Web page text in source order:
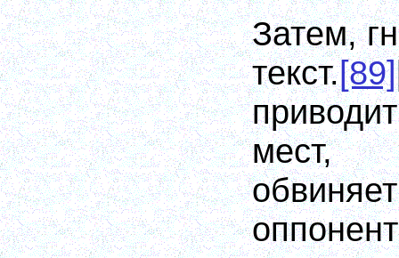
Затем,
текст.[89]
мест,